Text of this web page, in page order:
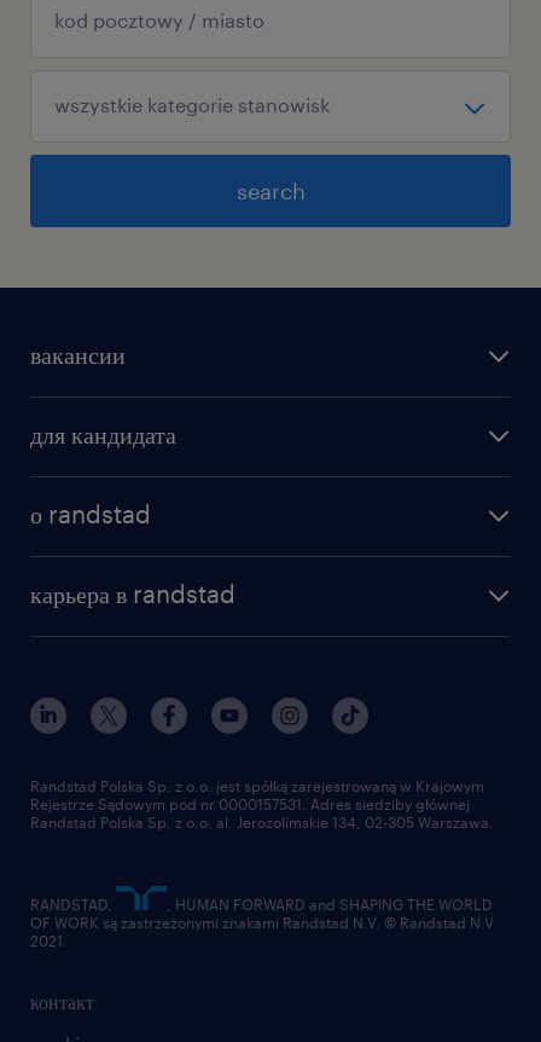
search
вакансии
для кандидата
о randstad
карьера в randstad
контакт
Randstad Polska Sp. z o.o. jest spółką zarejestrowaną w Krajowym
Rejestrze Sądowym pod nr 0000157531. Adres siedziby głównej
Randstad Polska Sp. z o.o. al. Jerozolimskie 134, 02-305 Warszawa.
RANDSTAD,
, HUMAN FORWARD and SHAPING THE WORLD
OF WORK są zastrzeżonymi znakami Randstad N.V. © Randstad N.V
2021